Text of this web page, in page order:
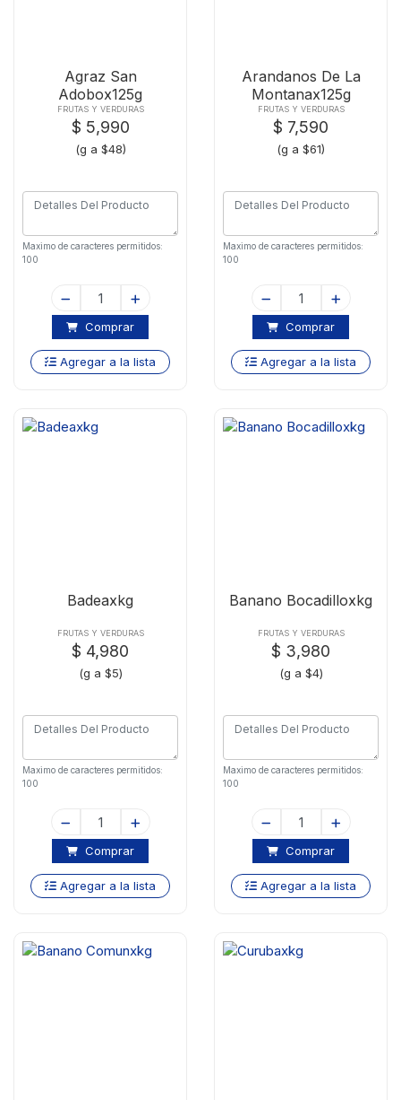
Agraz San
Adobox125g
FRUTAS Y VERDURAS
$ 5,990
(g a $48)
Maximo de caracteres permitidos:
100
Comprar
Agregar a la lista
Arandanos De La
Montanax125g
Bandeja
FRUTAS Y VERDURAS
$ 7,590
(g a $61)
Maximo de caracteres permitidos:
100
Comprar
Agregar a la lista
Badeaxkg
FRUTAS Y VERDURAS
$ 4,980
(g a $5)
Maximo de caracteres permitidos:
100
Comprar
Agregar a la lista
Banano Bocadilloxkg
FRUTAS Y VERDURAS
$ 3,980
(g a $4)
Maximo de caracteres permitidos:
100
Comprar
Agregar a la lista